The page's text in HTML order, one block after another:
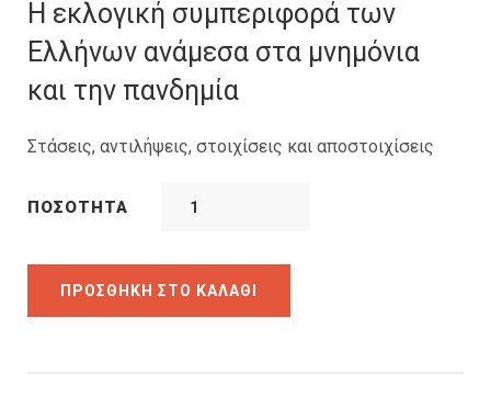
18.00€.
είναι:
16.20€.
Η εκλογική συμπεριφορά των
Ελλήνων ανάμεσα στα μνημόνια
και την πανδημία
Στάσεις, αντιλήψεις, στοιχίσεις και αποστοιχίσεις
ΠΟΣΌΤΗΤΑ
ΠΡΟΣΘΉΚΗ ΣΤΟ ΚΑΛΆΘΙ